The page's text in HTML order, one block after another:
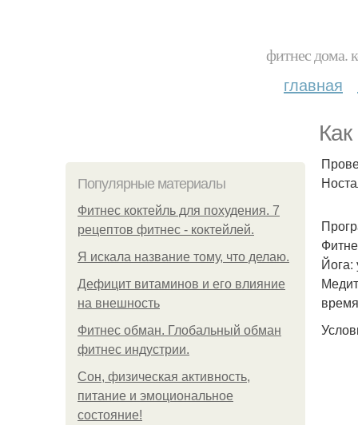
фитнес дома.
главная
Популярные материалы
Фитнес коктейль для похудения. 7
рецептов фитнес - коктейлей.
Я искала название тому, что делаю.
Дефицит витаминов и его влияние
на внешность
Фитнес обман. Глобальный обман
фитнес индустрии.
Сон, физическая активность,
питание и эмоциональное
состояние!